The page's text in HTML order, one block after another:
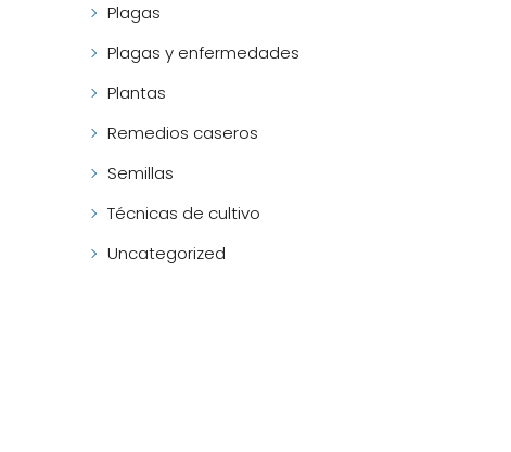
Plagas
Plagas y enfermedades
Plantas
Remedios caseros
Semillas
Técnicas de cultivo
Uncategorized